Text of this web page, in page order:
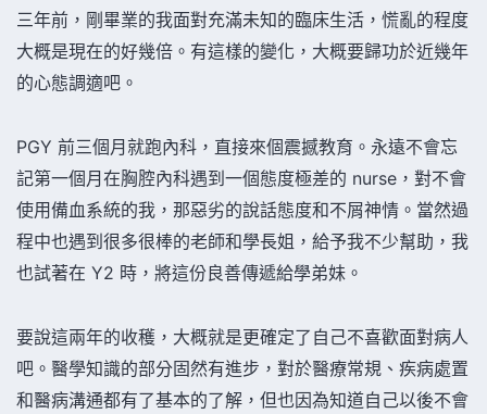
三年前，剛畢業的我面對充滿未知的臨床生活，慌亂的程度
大概是現在的好幾倍。有這樣的變化，大概要歸功於近幾年
的心態調適吧。
PGY 前三個月就跑內科，直接來個震撼教育。永遠不會忘
記第一個月在胸腔內科遇到一個態度極差的 nurse，對不會
使用備血系統的我，那惡劣的說話態度和不屑神情。當然過
程中也遇到很多很棒的老師和學長姐，給予我不少幫助，我
也試著在 Y2 時，將這份良善傳遞給學弟妹。
要說這兩年的收穫，大概就是更確定了自己不喜歡面對病人
吧。醫學知識的部分固然有進步，對於醫療常規、疾病處置
和醫病溝通都有了基本的了解，但也因為知道自己以後不會